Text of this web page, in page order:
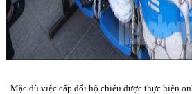
Mặc dù việc cấp đổi hộ chiếu được thực hiện